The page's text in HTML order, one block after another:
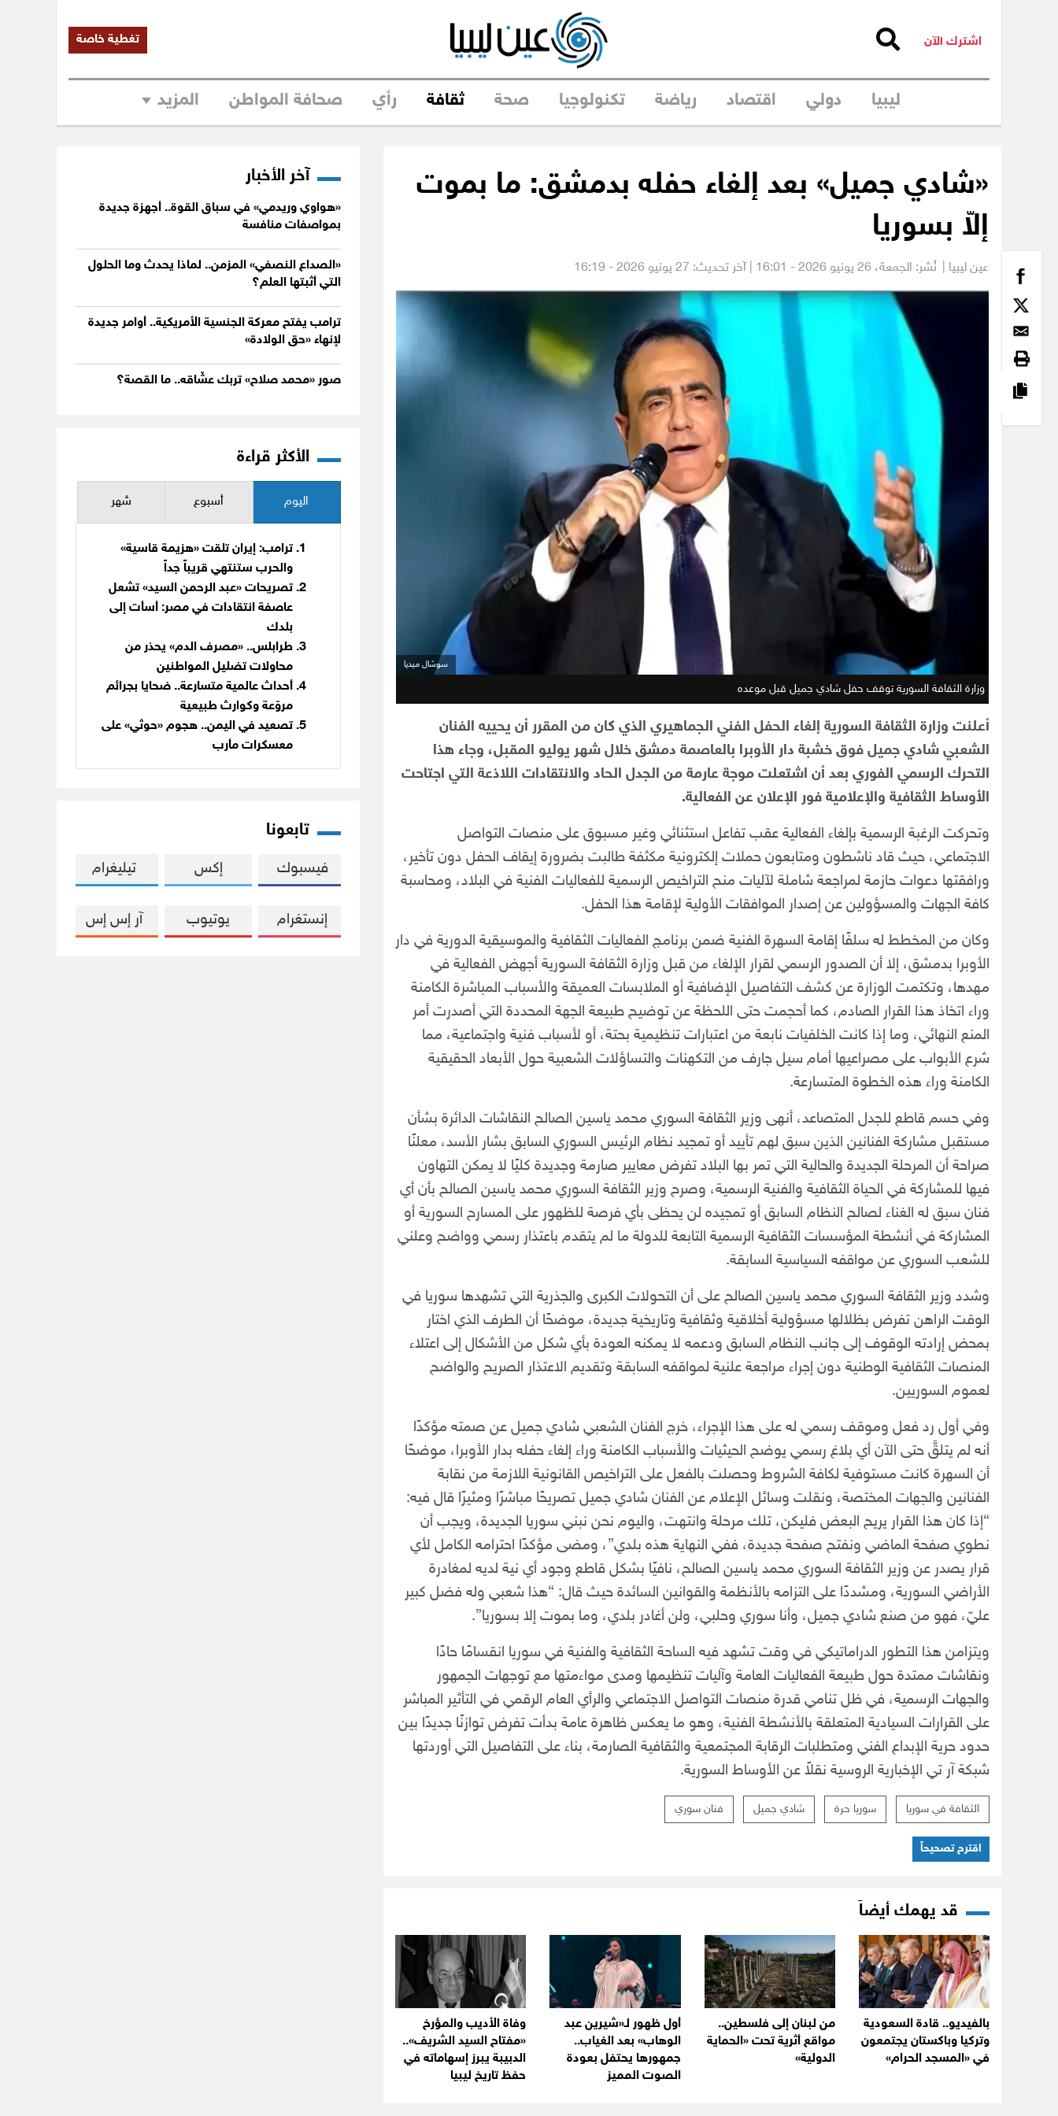
اشترك الآن تغطية خاصة
ليبيا دولي اقتصاد رياضة تكنولوجيا صحة ثقافة رأي صحافة المواطن المزيد
«شادي جميل» بعد إلغاء حفله بدمشق: ما بموت
إلاّ بسوريا
عين ليبيا | نُشر: الجمعة، | آخر تحديث: 27 يونيو 2026 - 16:19
سوشال ميديا
وزارة الثقافة السورية توقف حفل شادي جميل قبل موعده
أعلنت وزارة الثقافة السورية إلغاء الحفل الفني الجماهيري الذي كان من المقرر أن يحييه الفنان
الشعبي شادي جميل فوق خشبة دار الأوبرا بالعاصمة دمشق خلال شهر يوليو المقبل، وجاء هذا
التحرك الرسمي الفوري بعد أن اشتعلت موجة عارمة من الجدل الحاد والانتقادات اللاذعة التي اجتاحت
الأوساط الثقافية والإعلامية فور الإعلان عن الفعالية.
وتحركت الرغبة الرسمية بإلغاء الفعالية عقب تفاعل استثنائي وغير مسبوق على منصات التواصل
الاجتماعي، حيث قاد ناشطون ومتابعون حملات إلكترونية مكثفة طالبت بضرورة إيقاف الحفل دون تأخير،
ورافقتها دعوات حازمة لمراجعة شاملة لآليات منح التراخيص الرسمية للفعاليات الفنية في البلاد، ومحاسبة
كافة الجهات والمسؤولين عن إصدار الموافقات الأولية لإقامة هذا الحفل.
وكان من المخطط له سلفًا إقامة السهرة الفنية ضمن برنامج الفعاليات الثقافية والموسيقية الدورية في دار
الأوبرا بدمشق، إلا أن الصدور الرسمي لقرار الإلغاء من قبل وزارة الثقافة السورية أجهض الفعالية في
مهدها، وتكتمت الوزارة عن كشف التفاصيل الإضافية أو الملابسات العميقة والأسباب المباشرة الكامنة
وراء اتخاذ هذا القرار الصادم، كما أحجمت حتى اللحظة عن توضيح طبيعة الجهة المحددة التي أصدرت أمر
المنع النهائي، وما إذا كانت الخلفيات نابعة من اعتبارات تنظيمية بحتة، أو لأسباب فنية واجتماعية، مما
شرع الأبواب على مصراعيها أمام سيل جارف من التكهنات والتساؤلات الشعبية حول الأبعاد الحقيقية
الكامنة وراء هذه الخطوة المتسارعة.
وفي حسم قاطع للجدل المتصاعد، أنهى وزير الثقافة السوري محمد ياسين الصالح النقاشات الدائرة بشأن
مستقبل مشاركة الفنانين الذين سبق لهم تأييد أو تمجيد نظام الرئيس السوري السابق بشار الأسد، معلنًا
صراحة أن المرحلة الجديدة والحالية التي تمر بها البلاد تفرض معايير صارمة وجديدة كليًا لا يمكن التهاون
فيها للمشاركة في الحياة الثقافية والفنية الرسمية، وصرح وزير الثقافة السوري محمد ياسين الصالح بأن أي
فنان سبق له الغناء لصالح النظام السابق أو تمجيده لن يحظى بأي فرصة للظهور على المسارح السورية أو
المشاركة في أنشطة المؤسسات الثقافية الرسمية التابعة للدولة ما لم يتقدم باعتذار رسمي وواضح وعلني
للشعب السوري عن مواقفه السياسية السابقة.
وشدد وزير الثقافة السوري محمد ياسين الصالح على أن التحولات الكبرى والجذرية التي تشهدها سوريا في
الوقت الراهن تفرض بظلالها مسؤولية أخلاقية وثقافية وتاريخية جديدة، موضحًا أن الطرف الذي اختار
بمحض إرادته الوقوف إلى جانب النظام السابق ودعمه لا يمكنه العودة بأي شكل من الأشكال إلى اعتلاء
المنصات الثقافية الوطنية دون إجراء مراجعة علنية لمواقفه السابقة وتقديم الاعتذار الصريح والواضح
لعموم السوريين.
وفي أول رد فعل وموقف رسمي له على هذا الإجراء، خرج الفنان الشعبي شادي جميل عن صمته مؤكدًا
أنه لم يتلقَّ حتى الآن أي بلاغ رسمي يوضح الحيثيات والأسباب الكامنة وراء إلغاء حفله بدار الأوبرا، موضحًا
أن السهرة كانت مستوفية لكافة الشروط وحصلت بالفعل على التراخيص القانونية اللازمة من نقابة
الفنانين والجهات المختصة، ونقلت وسائل الإعلام عن الفنان شادي جميل تصريحًا مباشرًا ومثيرًا قال فيه:
“إذا كان هذا القرار يريح البعض فليكن، تلك مرحلة وانتهت، واليوم نحن نبني سوريا الجديدة، ويجب أن
نطوي صفحة الماضي ونفتح صفحة جديدة، ففي النهاية هذه بلدي”، ومضى مؤكدًا احترامه الكامل لأي
قرار يصدر عن وزير الثقافة السوري محمد ياسين الصالح، نافيًا بشكل قاطع وجود أي نية لديه لمغادرة
الأراضي السورية، ومشددًا على التزامه بالأنظمة والقوانين السائدة حيث قال: “هذا شعبي وله فضل كبير
عليّ، فهو من صنع شادي جميل، وأنا سوري وحلبي، ولن أغادر بلدي، وما بموت إلا بسوريا”.
ويتزامن هذا التطور الدراماتيكي في وقت تشهد فيه الساحة الثقافية والفنية في سوريا انقسامًا حادًا
ونقاشات ممتدة حول طبيعة الفعاليات العامة وآليات تنظيمها ومدى مواءمتها مع توجهات الجمهور
والجهات الرسمية، في ظل تنامي قدرة منصات التواصل الاجتماعي والرأي العام الرقمي في التأثير المباشر
على القرارات السيادية المتعلقة بالأنشطة الفنية، وهو ما يعكس ظاهرة عامة بدأت تفرض توازنًا جديدًا بين
حدود حرية الإبداع الفني ومتطلبات الرقابة المجتمعية والثقافية الصارمة، بناء على التفاصيل التي أوردتها
شبكة آر تي الإخبارية الروسية نقلاً عن الأوساط السورية.
الثقافة في سوريا سوريا حرة شادي جميل فنان سوري
اقترح تصحيحاً
قد يهمك أيضاً
بالفيديو.. قادة السعودية
وتركيا وباكستان يجتمعون
في «المسجد الحرام»
من لبنان إلى فلسطين..
مواقع أثرية تحت «الحماية
الدولية»
أول ظهور لـ«شيرين عبد
الوهاب» بعد الغياب..
جمهورها يحتفل بعودة
الصوت المميز
وفاة الأديب والمؤرخ
«مفتاح السيد الشريف»..
الدبيبة يبرز إسهاماته في
حفظ تاريخ ليبيا
آخر الأخبار
«هواوي وريدمي» في سباق القوة.. أجهزة جديدة
بمواصفات منافسة
«الصداع النصفي» المزمن.. لماذا يحدث وما الحلول
التي أثبتها العلم؟
ترامب يفتح معركة الجنسية الأمريكية.. أوامر جديدة
لإنهاء «حق الولادة»
صور «محمد صلاح» تربك عشّاقه.. ما القصة؟
الأكثر قراءة
اليوم أسبوع شهر
ترامب: إيران تلقت «هزيمة قاسية»
والحرب ستنتهي قريباً جداً
تصريحات «عبد الرحمن السيد» تشعل
عاصفة انتقادات في مصر: أسأت إلى
بلدك
طرابلس.. «مصرف الدم» يحذر من
محاولات تضليل المواطنين
أحداث عالمية متسارعة.. ضحايا بجرائم
مروّعة وكوارث طبيعية
تصعيد في اليمن.. هجوم «حوثي» على
معسكرات مأرب
تابعونا
فيسبوك إكس تيليغرام
إنستغرام يوتيوب آر إس إس